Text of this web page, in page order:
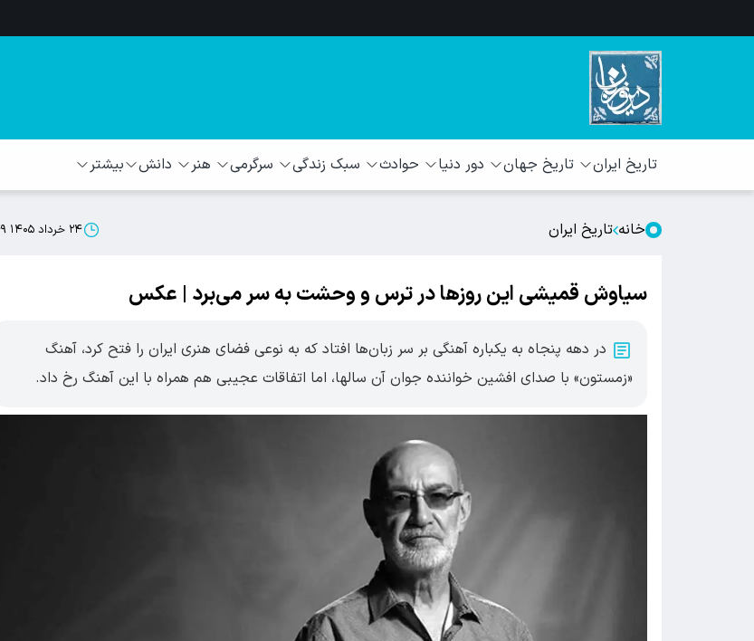
تاریخ ایران تاریخ جهان دور دنیا حوادث سبک زندگی سرگرمی هنر دانش بیشتر
خانه تاریخ ایران ۲۴ خرداد ۱۴۰۵ ۱۳:۴۹
سیاوش قمیشی این روزها در ترس و وحشت به سر می‌برد | عکس
در دهه پنجاه به یکباره آهنگی بر سر زبان‌ها افتاد که به نوعی فضای هنری ایران را فتح کرد، آهنگ
«زمستون» با صدای افشین خواننده جوان آن سالها، اما اتفاقات عجیبی هم همراه با این آهنگ رخ داد.